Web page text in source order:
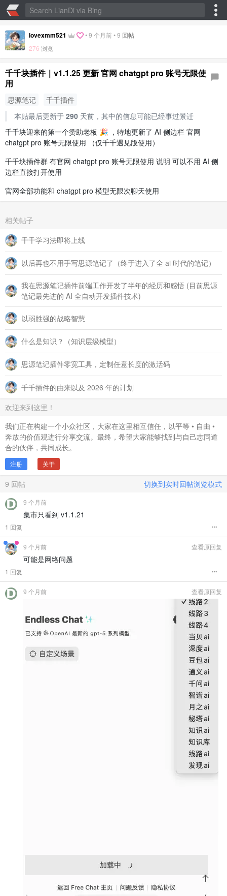
lovexmm521 •9 个月前•9 回帖
276 浏览
千千块插件｜v1.1.25 更新 官网 chatgpt pro 账号无限使
用
思源笔记
千千插件
本贴最后更新于 290天前，其中的信息可能已经事过景迁
千千块迎来的第一个赞助老板 🎉 ，特地更新了 AI 侧边栏 官网
chatgpt pro 账号无限使用 （仅千千遇见版使用）
千千块插件群 有官网 chatgpt pro 账号无限使用 说明 可以不用 AI 侧
边栏直接打开使用
官网全部功能和 chatgpt pro 模型无限次聊天使用
相关帖子
千千学习法即将上线
以后再也不用手写思源笔记了（终于进入了全 ai 时代的笔记）
我在思源笔记插件前端工作开发了半年的经历和感悟 (目前思源
笔记最先进的 AI 全自动开发插件技术)
以弱胜强的战略智慧
什么是知识？（知识层级模型）
思源笔记插件零宽工具，定制任意长度的激活码
千千插件的由来以及 2026 年的计划
欢迎来到这里！
我们正在构建一个小众社区，大家在这里相互信任，以平等 • 自由 •
奔放的价值观进行分享交流。最终，希望大家能够找到与自己志同道
合的伙伴，共同成长。
注册 关于
9 回帖 切换到实时回帖浏览模式
9 个月前
集市只看到 v1.1.21
1 回复
9 个月前 查看原回复
可能是网络问题
1 回复
9 个月前 查看原回复